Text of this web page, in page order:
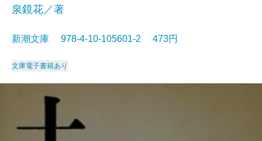
泉鏡花／著
新潮文庫 978-4-10-105601-2 473円
文庫電子書籍あり